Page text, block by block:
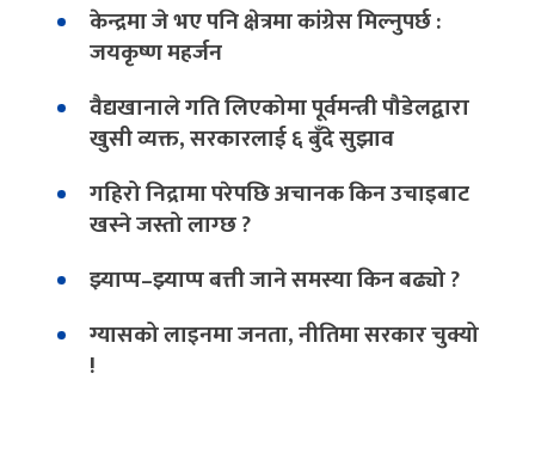
केन्द्रमा जे भए पनि क्षेत्रमा कांग्रेस मिल्नुपर्छ :
जयकृष्ण महर्जन
वैद्यखानाले गति लिएकोमा पूर्वमन्त्री पौडेलद्वारा
खुसी व्यक्त, सरकारलाई ६ बुँदे सुझाव
गहिरो निद्रामा परेपछि अचानक किन उचाइबाट
खस्ने जस्तो लाग्छ ?
झ्याप्प–झ्याप्प बत्ती जाने समस्या किन बढ्यो ?
ग्यासको लाइनमा जनता, नीतिमा सरकार चुक्यो
!